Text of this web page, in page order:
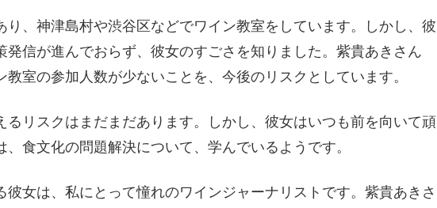
り、神津島村や渋谷区などでワイン教室をしています。しかし、彼
発信が進んでおらず、彼女のすごさを知りました。紫貴あきさん
室の参加人数が少ないことを、今後のリスクとしています。
るリスクはまだまだあります。しかし、彼女はいつも前を向いて頑
食文化の問題解決について、学んでいるようです。
女は、私にとって憧れのワインジャーナリストです。紫貴あきさ